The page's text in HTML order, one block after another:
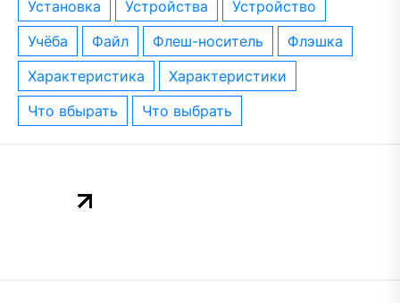
установка
устройства
устройство
учёба
файл флеш-носитель
флэшка
характеристика
характеристики
что вбырать
что выбрать